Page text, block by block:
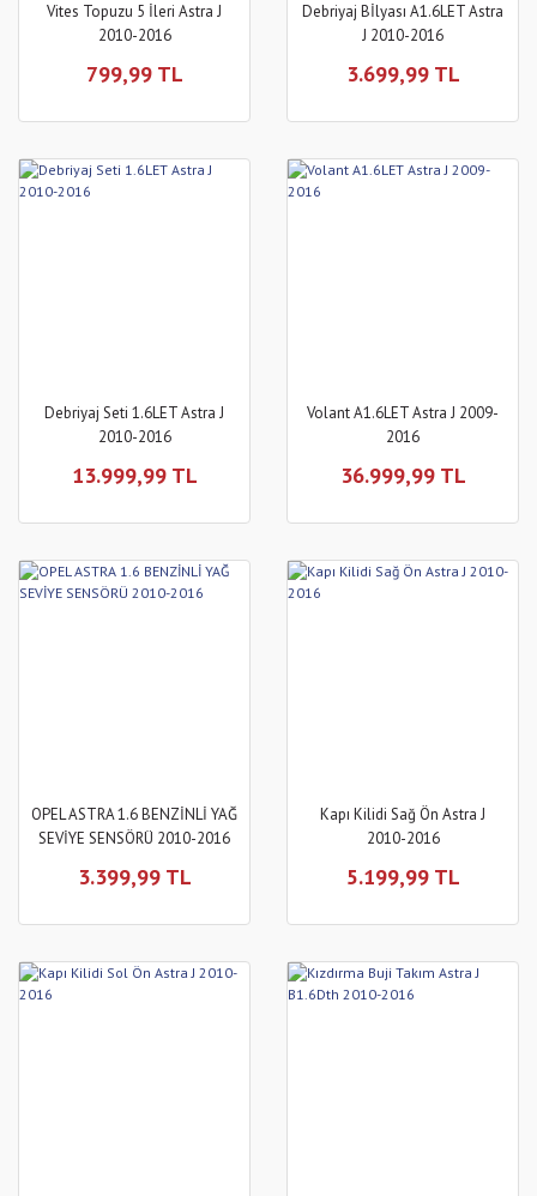
Vites Topuzu 5 İleri Astra J
2010-2016
799,99 TL
Debriyaj Bİlyası A1.6LET Astra
J 2010-2016
3.699,99 TL
Debriyaj Seti 1.6LET Astra J
2010-2016
13.999,99 TL
Volant A1.6LET Astra J 2009-
2016
36.999,99 TL
OPEL ASTRA 1.6 BENZİNLİ YAĞ
SEVİYE SENSÖRÜ 2010-2016
3.399,99 TL
Kapı Kilidi Sağ Ön Astra J
2010-2016
5.199,99 TL